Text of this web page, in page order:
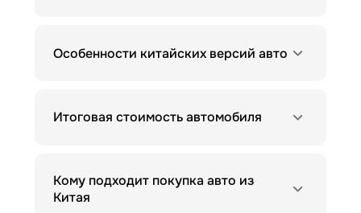
Особенности китайских версий авто
Итоговая стоимость автомобиля
Кому подходит покупка авто из
Китая